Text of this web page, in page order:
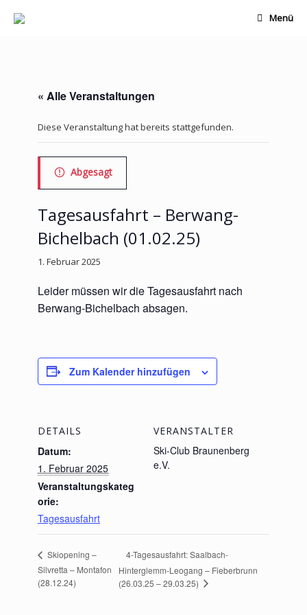
Inhalt
Menü
« Alle Veranstaltungen
Diese Veranstaltung hat bereits stattgefunden.
Abgesagt
Tagesausfahrt – Berwang-
Bichelbach (01.02.25)
1. Februar 2025
Leider müssen wir die Tagesausfahrt nach
Berwang-Bichelbach absagen.
Zum Kalender hinzufügen
DETAILS
Datum:
1. Februar 2025
Veranstaltungskateg
orie:
Tagesausfahrt
VERANSTALTER
Ski-Club Braunenberg
e.V.
Skiopening –
Silvretta – Montafon
(28.12.24)
4-Tagesausfahrt: Saalbach-
Hinterglemm-Leogang – Fieberbrunn
(26.03.25 – 29.03.25)